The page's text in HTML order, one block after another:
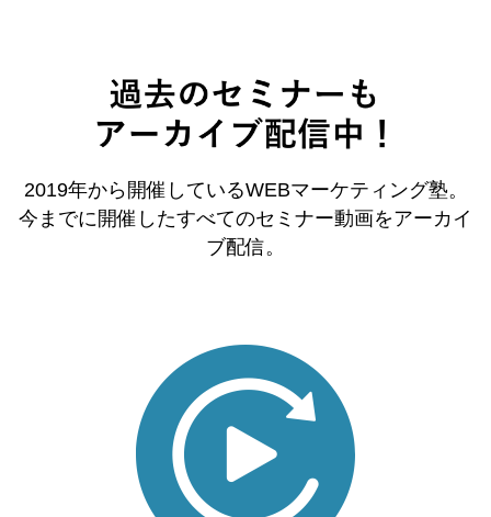
2019年から開催しているWEBマーケティング塾。
今までに開催したすべてのセミナー動画をアーカイ
ブ配信。